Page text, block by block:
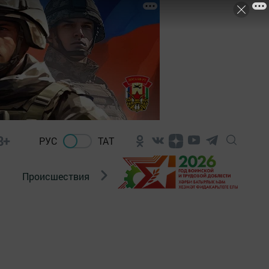
РУС ТАТ
Происшествия Новости Госавтоинспекции